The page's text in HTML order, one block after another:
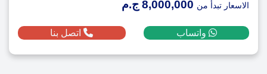
الاسعار تبدأ من
واتساب اتصل بنا